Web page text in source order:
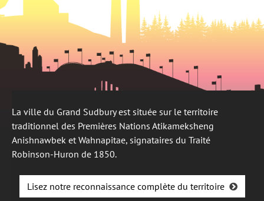
La ville du Grand Sudbury est située sur le territoire
traditionnel des Premières Nations Atikameksheng
Anishnawbek et Wahnapitae, signataires du Traité
Robinson-Huron de 1850.
Lisez notre reconnaissance complète du territoire